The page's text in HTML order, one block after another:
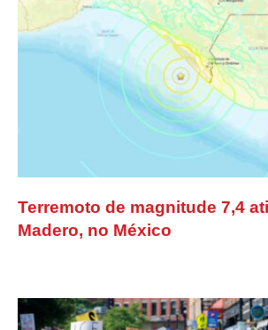
Terremoto de magnitude 7,4
Madero, no México